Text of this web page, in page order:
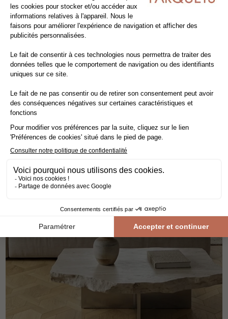
21.6
SÉLECTION NATUR' XL 20
lot - parquet contrecollé
-23,26% 129,00€ HT/m²